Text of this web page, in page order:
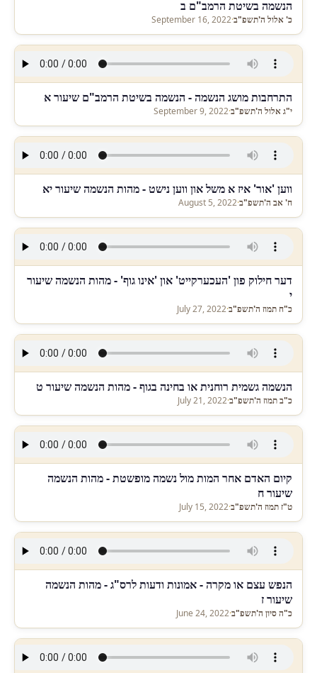
הנשמה בשיטת הרמב"ם ב
כ' אלול ה'תשפ"ב·
September 16, 2022
התרחבות מושג הנשמה - הנשמה בשיטת הרמב"ם שיעור א
י"ג אלול ה'תשפ"ב·
September 9, 2022
ווען 'אור' איז א משל און ווען נישט - מהות הנשמה שיעור יא
ח' אב ה'תשפ"ב·
August 5, 2022
דער חילוק פון 'העכערקייט' און 'אינו גוף' - מהות הנשמה שיעור
י
כ"ח תמוז ה'תשפ"ב·
July 27, 2022
הנשמה גשמית רוחנית או בחינה בגוף - מהות הנשמה שיעור ט
כ"ב תמוז ה'תשפ"ב·
July 21, 2022
קיום האדם אחר המות מול נשמה מופשטת - מהות הנשמה
שיעור ח
ט"ז תמוז ה'תשפ"ב·
July 15, 2022
הנפש עצם או מקרה - אמונות ודעות לרס"ג - מהות הנשמה
שיעור ז
כ"ה סיון ה'תשפ"ב·
June 24, 2022